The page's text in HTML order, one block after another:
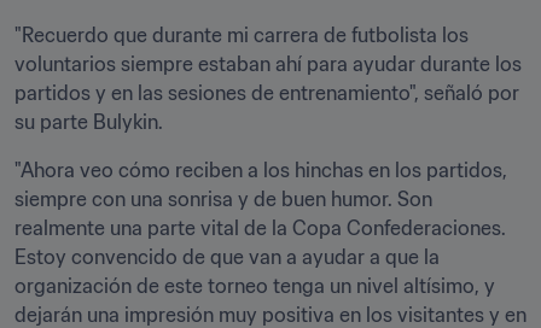
"Recuerdo que durante mi carrera de futbolista los
voluntarios siempre estaban ahí para ayudar durante los
partidos y en las sesiones de entrenamiento", señaló por
su parte Bulykin.
"Ahora veo cómo reciben a los hinchas en los partidos,
siempre con una sonrisa y de buen humor. Son
realmente una parte vital de la Copa Confederaciones.
Estoy convencido de que van a ayudar a que la
organización de este torneo tenga un nivel altísimo, y
dejarán una impresión muy positiva en los visitantes y en